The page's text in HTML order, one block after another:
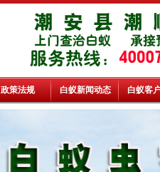
政策法规 白蚁新闻动态 白蚁客